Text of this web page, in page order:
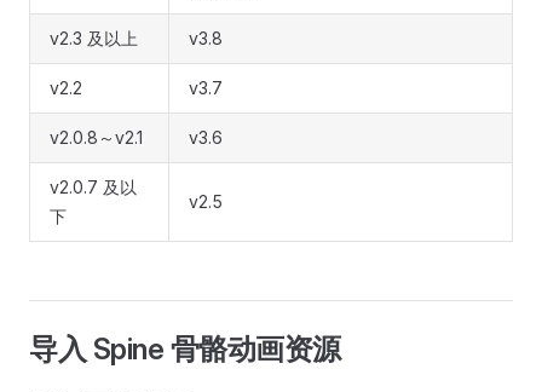
v2.3 及以上 v3.8
v2.2 v3.7
v2.0.8～v2.1 v3.6
v2.0.7 及以
下
v2.5
导入 Spine 骨骼动画资源